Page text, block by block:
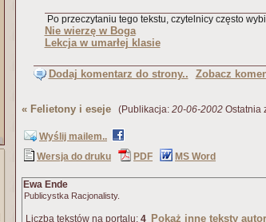
Po przeczytaniu tego tekstu, czytelnicy często
Nie wierzę w Boga
Lekcja w umarłej klasie
Dodaj komentarz do strony.. Zobacz
« Felietony i eseje (Publikacja: 20-06-2002 Ostatnia
Wyślij mailem..
Wersja do druku
PDF MS Word
Ewa Ende
Publicystka Racjonalisty.
Liczba tekstów na portalu: 4 Pokaż inne teksty